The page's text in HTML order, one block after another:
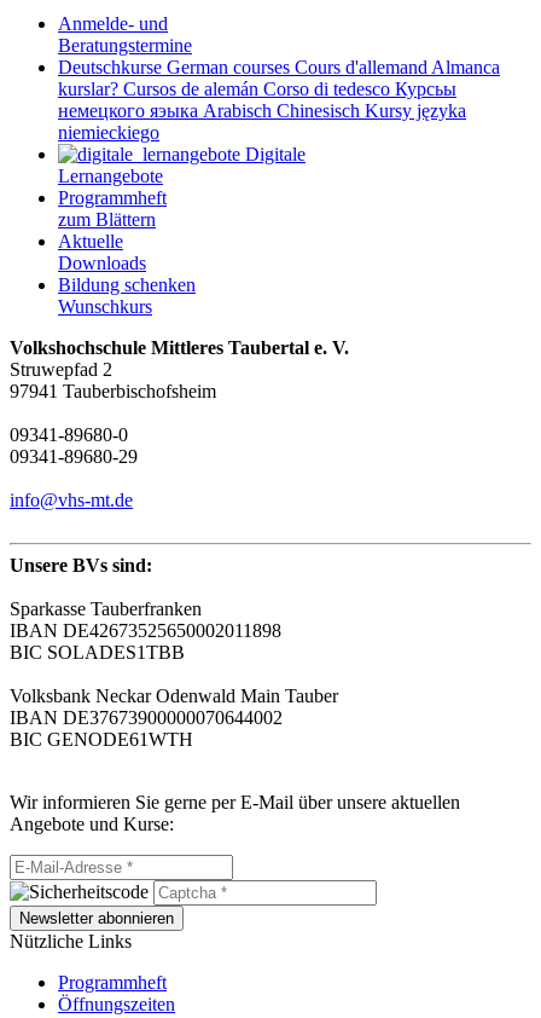
Anmelde- und
Beratungstermine
Deutschkurse German courses Cours d'allemand Almanca
kurslar? Cursos de alemán Corso di tedesco Курсьы
немецкого яэыка Arabisch Chinesisch Kursy języka
niemieckiego
Digitale
Lernangebote
Programmheft
zum Blättern
Aktuelle
Downloads
Bildung schenken
Wunschkurs
Volkshochschule Mittleres Taubertal e. V.
Struwepfad 2
97941 Tauberbischofsheim
09341-89680-0
09341-89680-29
info@vhs-mt.de
Unsere BVs sind:
Sparkasse Tauberfranken
IBAN DE42673525650002011898
BIC SOLADES1TBB
Volksbank Neckar Odenwald Main Tauber
IBAN DE37673900000070644002
BIC GENODE61WTH
Wir informieren Sie gerne per E-Mail über unsere aktuellen
Angebote und Kurse:
Newsletter abonnieren
Nützliche Links
Programmheft
Öffnungszeiten